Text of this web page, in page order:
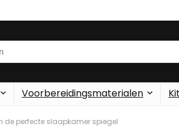
Voorbereidingsmaterialen
de perfecte slaapkamer spiegel